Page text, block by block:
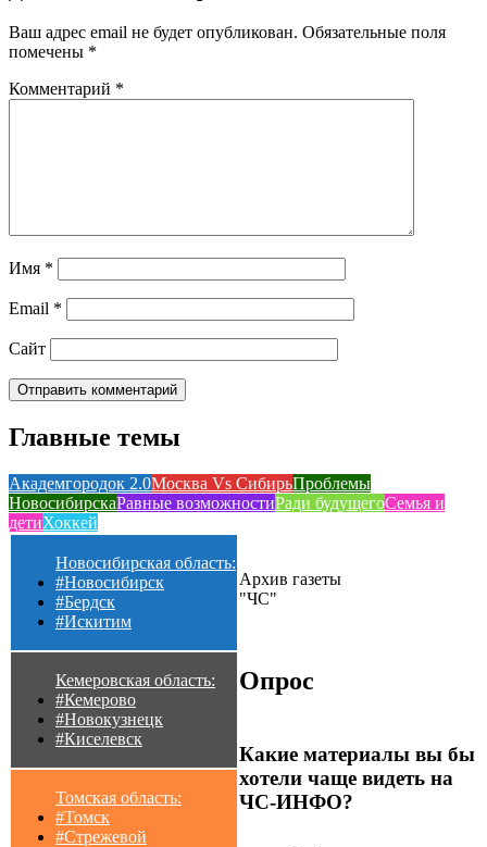
Ваш адрес email не будет опубликован. Обязательные поля
помечены *
Комментарий *
Имя *
Email *
Сайт
Главные темы
Академгородок 2.0Москва Vs СибирьПроблемы
НовосибирскаРавные возможностиРади будущегоСемья и
детиХоккей
Новосибирская область:
#Новосибирск
#Бердск
#Искитим
Кемеровская область:
#Кемерово
#Новокузнецк
#Киселевск
Томская область:
#Томск
#Стрежевой
Архив газеты
"ЧС"
Опрос
Какие материалы вы бы
хотели чаще видеть на
ЧС-ИНФО?